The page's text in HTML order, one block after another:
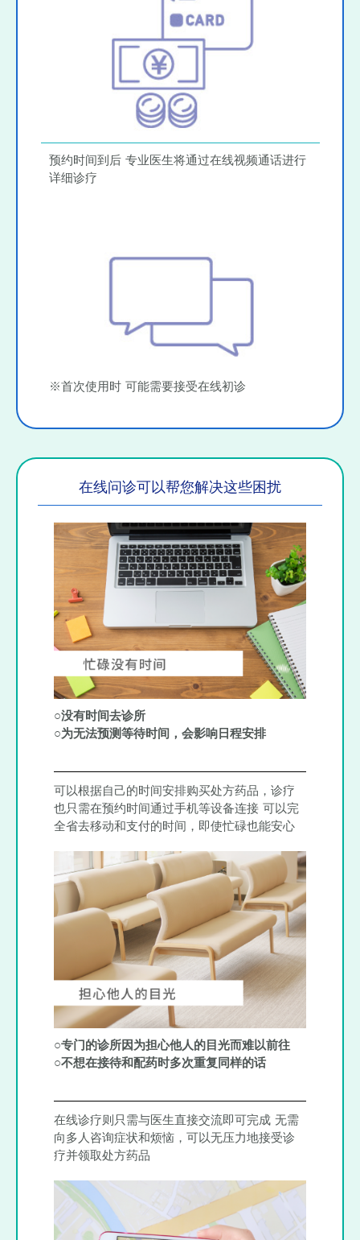
预约时间到后 专业医生将通过在线视频通话进行
详细诊疗
※首次使用时 可能需要接受在线初诊
在线问诊可以帮您解决这些困扰
○没有时间去诊所
○为无法预测等待时间，会影响日程安排
可以根据自己的时间安排购买处方药品，诊疗
也只需在预约时间通过手机等设备连接 可以完
全省去移动和支付的时间，即使忙碌也能安心
○专门的诊所因为担心他人的目光而难以前往
○不想在接待和配药时多次重复同样的话
在线诊疗则只需与医生直接交流即可完成 无需
向多人咨询症状和烦恼，可以无压力地接受诊
疗并领取处方药品